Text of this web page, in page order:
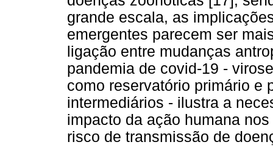
grande escala, as
emergentes parecem ser
ligação entre mudanças
pandemia de covid-19 -
como reservatório primário e
intermediários - ilustra a
impacto da ação humana
risco de transmissão de